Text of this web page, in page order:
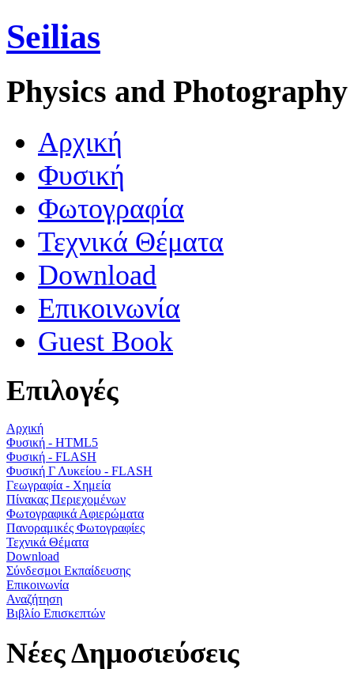
Seilias
Physics and Photography
Aρχική
Φυσική
Φωτογραφία
Τεχνικά Θέματα
Download
Επικοινωνία
Guest Book
Επιλογές
Αρχική
Φυσική - HTML5
Φυσική - FLASH
Φυσική Γ Λυκείου - FLASH
Γεωγραφία - Χημεία
Πίνακας Περιεχομένων
Φωτογραφικά Αφιερώματα
Πανοραμικές Φωτογραφίες
Τεχνικά Θέματα
Download
Σύνδεσμοι Εκπαίδευσης
Επικοινωνία
Αναζήτηση
Βιβλίο Επισκεπτών
Νέες Δημοσιεύσεις